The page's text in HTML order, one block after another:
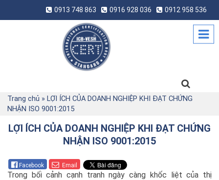
0913 748 863 0916 928 036 0912 958 536
Trang chủ » LỢI ÍCH CỦA DOANH NGHIỆP KHI ĐẠT CHỨNG
NHẬN ISO 9001:2015
LỢI ÍCH CỦA DOANH NGHIỆP KHI ĐẠT CHỨNG
NHẬN ISO 9001:2015
Facebook Email
Trong bối cảnh cạnh tranh ngày càng khốc liệt của thị